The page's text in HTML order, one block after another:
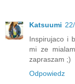
Katsuumi
Inspirujaco i
mi ze
zapraszam ;)
Odpowiedz